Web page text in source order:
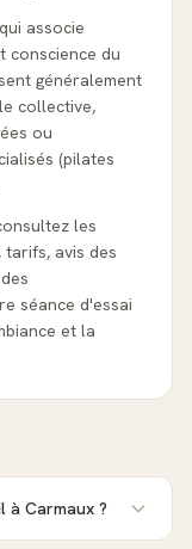
associe
conscience du
généralement
collective,
ou
(pilates
les
avis des
séance d'essai
et la
à Carmaux ?